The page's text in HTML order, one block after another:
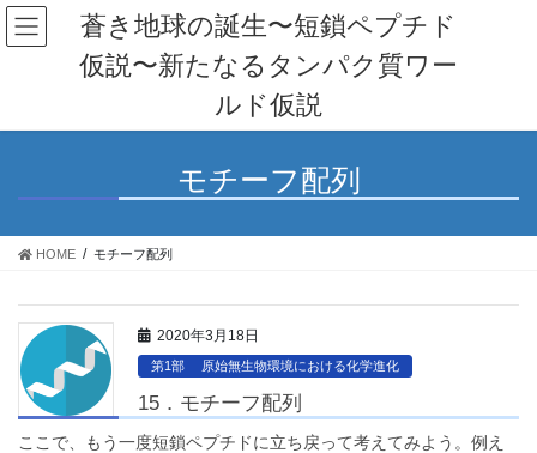
コ
ン
へ
プ
ナ
ビ
ョ
動
蒼き地球の誕生〜短鎖ペプチド
仮説〜新たなるタンパク質ワー
ルド仮説
モチーフ配列
HOME モチーフ配列
2020年3月18日
第1部 原始無生物環境における化学進化
15．モチーフ配列
ここで、もう一度短鎖ペプチドに立ち戻って考えてみよう。例え